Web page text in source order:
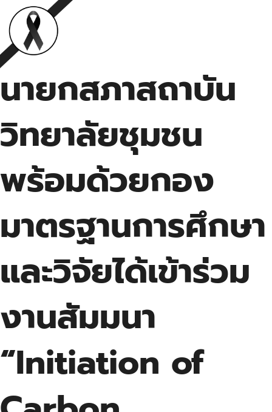
นายกสภาสถาบัน
วิทยาลัยชุมชน
พร้อมด้วยกอง
มาตรฐานการศึกษา
และวิจัยได้เข้าร่วม
งานสัมมนา
“Initiation of